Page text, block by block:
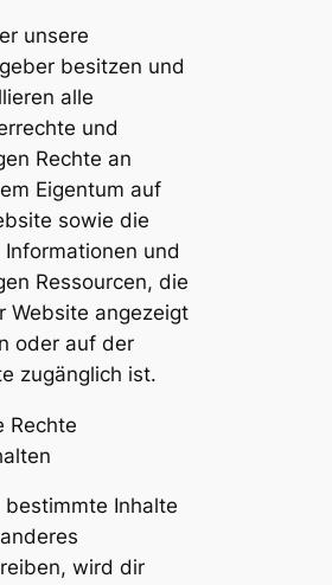
unsere
besitzen und
alle
und
Rechte an
Eigentum auf
sowie die
Informationen und
Ressourcen, die
Website angezeigt
oder auf der
zugänglich ist.
Rechte
bestimmte Inhalte
wird dir